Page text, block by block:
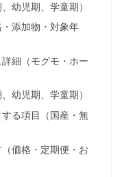
幼児期、学童期）
添加物・対象年
細（モグモ・ホー
幼児期、学童期）
る項目（国産・無
価格・定期便・お